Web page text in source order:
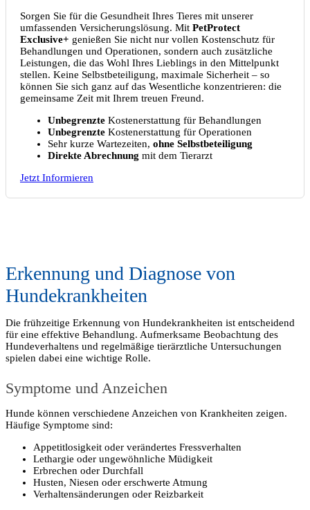
Sorgen Sie für die Gesundheit Ihres Tieres mit unserer
umfassenden Versicherungslösung. Mit PetProtect
Exclusive+ genießen Sie nicht nur vollen Kostenschutz für
Behandlungen und Operationen, sondern auch zusätzliche
Leistungen, die das Wohl Ihres Lieblings in den Mittelpunkt
stellen. Keine Selbstbeteiligung, maximale Sicherheit – so
können Sie sich ganz auf das Wesentliche konzentrieren: die
gemeinsame Zeit mit Ihrem treuen Freund.
Unbegrenzte Kostenerstattung für Behandlungen
Unbegrenzte Kostenerstattung für Operationen
Sehr kurze Wartezeiten, ohne Selbstbeteiligung
Direkte Abrechnung mit dem Tierarzt
Jetzt Informieren
Erkennung und Diagnose von
Hundekrankheiten
Die frühzeitige Erkennung von Hundekrankheiten ist entscheidend
für eine effektive Behandlung. Aufmerksame Beobachtung des
Hundeverhaltens und regelmäßige tierärztliche Untersuchungen
spielen dabei eine wichtige Rolle.
Symptome und Anzeichen
Hunde können verschiedene Anzeichen von Krankheiten zeigen.
Häufige Symptome sind:
Appetitlosigkeit oder verändertes Fressverhalten
Lethargie oder ungewöhnliche Müdigkeit
Erbrechen oder Durchfall
Husten, Niesen oder erschwerte Atmung
Verhaltensänderungen oder Reizbarkeit